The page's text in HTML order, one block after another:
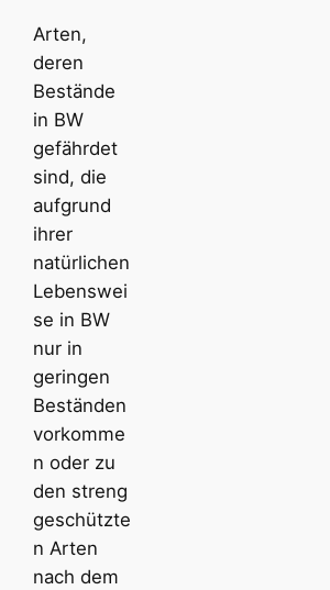
Arten,
deren
Bestände
in BW
gefährdet
sind, die
aufgrund
ihrer
natürlichen
Lebenswei
se in BW
nur in
geringen
Beständen
vorkomme
n oder zu
den streng
geschützte
n Arten
nach dem